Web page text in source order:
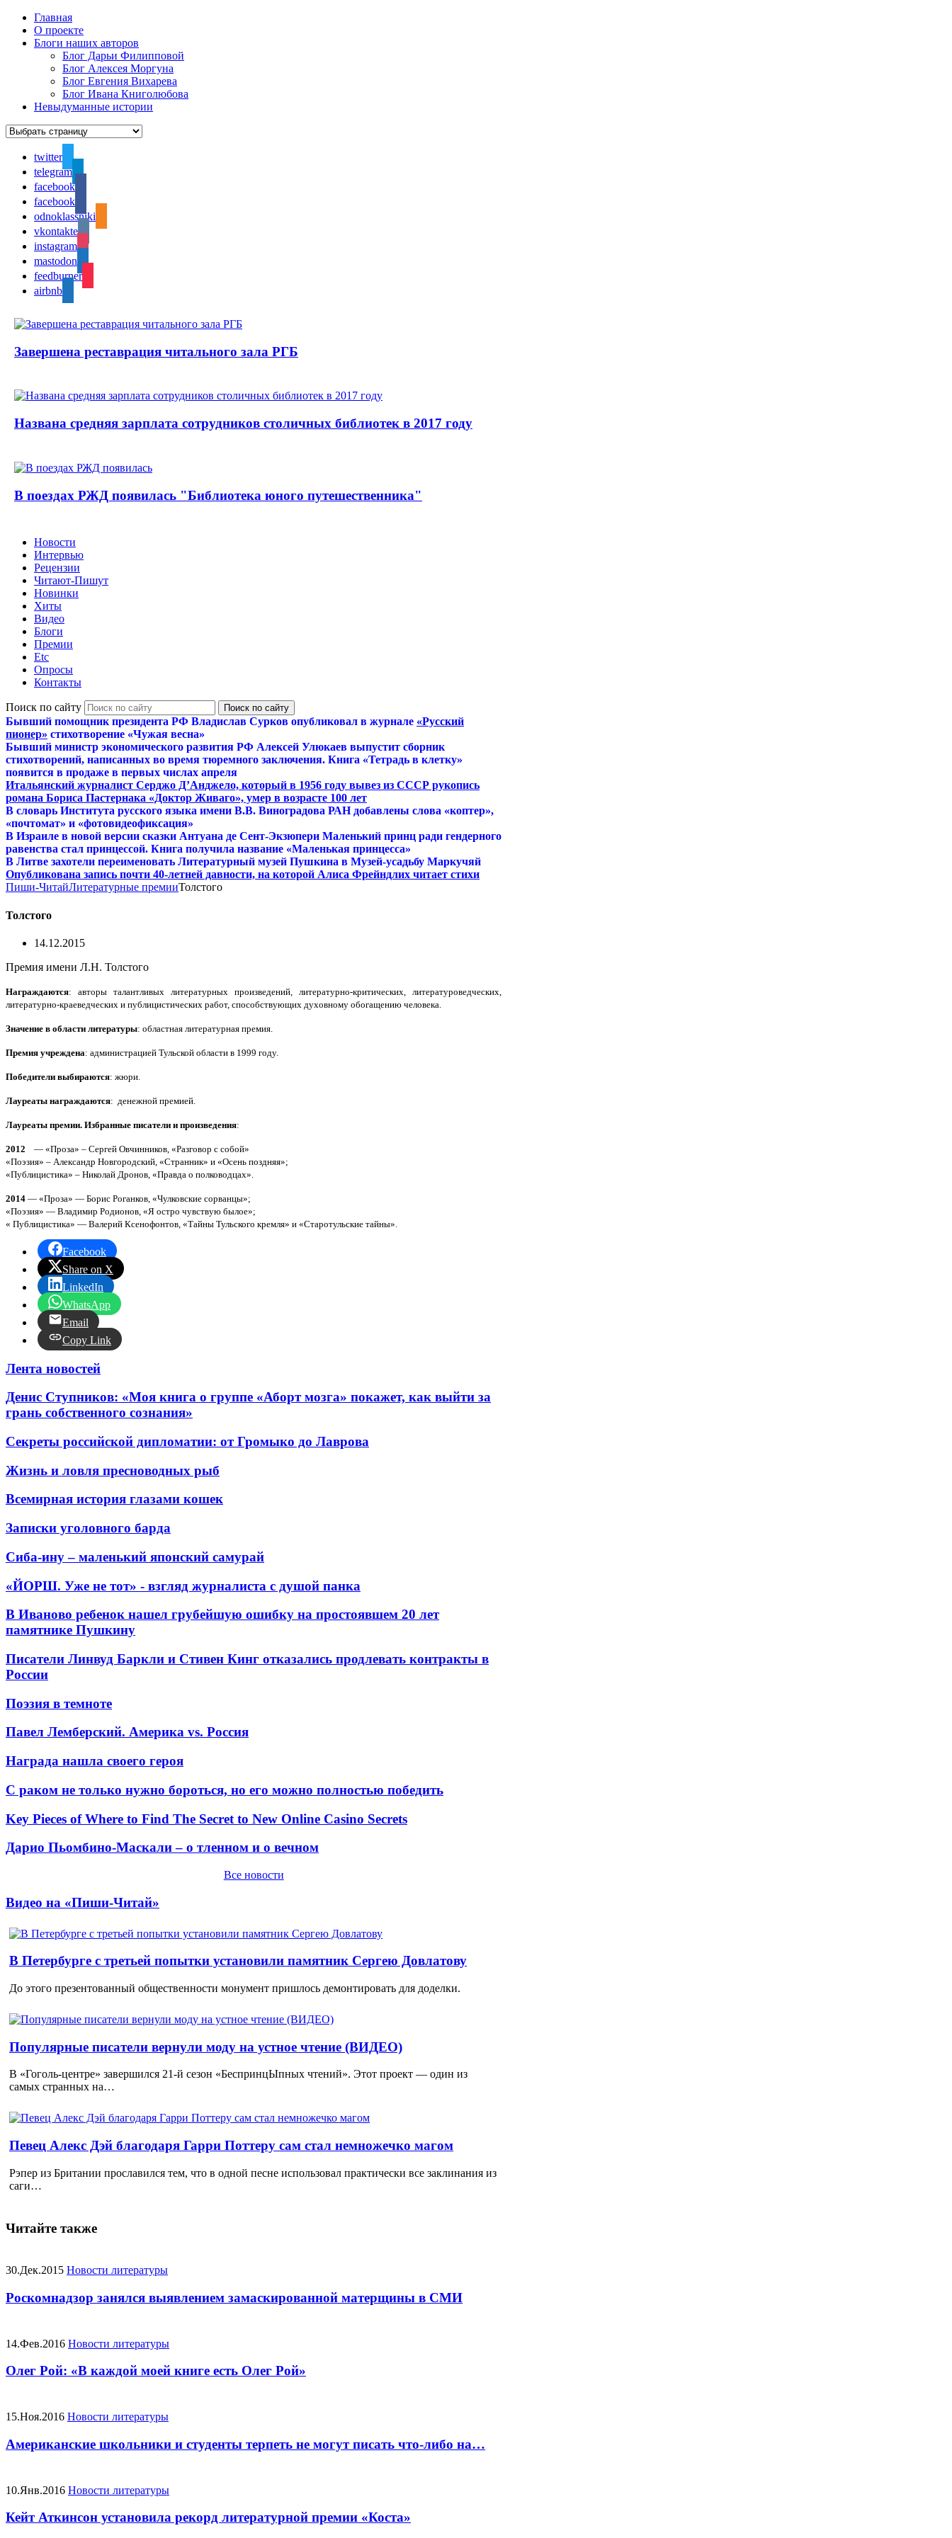
Главная
О проекте
Блоги наших авторов
Блог Дарьи Филипповой
Блог Алексея Моргуна
Блог Евгения Вихарева
Блог Ивана Книголюбова
Невыдуманные истории
twitter
telegram
facebook
facebook
odnoklassniki
vkontakte
instagram
mastodon
feedburner
airbnb
Завершена реставрация читального зала РГБ
Названа средняя зарплата сотрудников столичных библиотек в 2017 году
В поездах РЖД появилась "Библиотека юного путешественника"
Новости
Интервью
Рецензии
Читают-Пишут
Новинки
Хиты
Видео
Блоги
Премии
Etc
Опросы
Контакты
Поиск по сайту
Бывший помощник президента РФ Владислав Сурков опубликовал в журнале «Русский
пионер» стихотворение «Чужая весна»
Бывший министр экономического развития РФ Алексей Улюкаев выпустит сборник
стихотворений, написанных во время тюремного заключения. Книга «Тетрадь в клетку»
появится в продаже в первых числах апреля
Итальянский журналист Серджо Д’Анджело, который в 1956 году вывез из СССР рукопись
романа Бориса Пастернака «Доктор Живаго», умер в возрасте 100 лет
В словарь Института русского языка имени В.В. Виноградова РАН добавлены слова «коптер»,
«почтомат» и «фотовидеофиксация»
В Израиле в новой версии сказки Антуана де Сент-Экзюпери Маленький принц ради гендерного
равенства стал принцессой. Книга получила название «Маленькая принцесса»
В Литве захотели переименовать Литературный музей Пушкина в Музей-усадьбу Маркучяй
Опубликована запись почти 40-летней давности, на которой Алиса Фрейндлих читает стихи
Пиши-ЧитайЛитературные премииТолстого
Толстого
14.12.2015
Премия имени Л.Н. Толстого
Награждаются: авторы талантливых литературных произведений, литературно-критических, литературоведческих,
литературно-краеведческих и публицистических работ, способствующих духовному обогащению человека.
Значение в области литературы: областная литературная премия.
Премия учреждена: администрацией Тульской области в 1999 году.
Победители выбираются: жюри.
Лауреаты награждаются: денежной премией.
Лауреаты премии. Избранные писатели и произведения:
2012
— «Проза» – Сергей Овчинников, «Разговор с собой»
«Поэзия» – Александр Новгородский, «Странник» и «Осень поздняя»;
«Публицистика» – Николай Дронов, «Правда о полководцах».
2014 — «Проза» — Борис Роганков, «Чулковские сорванцы»;
«Поэзия» — Владимир Родионов, «Я остро чувствую былое»;
« Публицистика» — Валерий Ксенофонтов, «Тайны Тульского кремля» и «Старотульские тайны».
Facebook
Share on X
LinkedIn
WhatsApp
Email
Copy Link
Лента новостей
Денис Ступников: «Моя книга о группе «Аборт мозга» покажет, как выйти за
грань собственного сознания»
Секреты российской дипломатии: от Громыко до Лаврова
Жизнь и ловля пресноводных рыб
Всемирная история глазами кошек
Записки уголовного барда
Сиба-ину – маленький японский самурай
«ЙОРШ. Уже не тот» - взгляд журналиста с душой панка
В Иваново ребенок нашел грубейшую ошибку на простоявшем 20 лет
памятнике Пушкину
Писатели Линвуд Баркли и Стивен Кинг отказались продлевать контракты в
России
Поэзия в темноте
Павел Лемберский. Америка vs. Россия
Награда нашла своего героя
С раком не только нужно бороться, но его можно полностью победить
Key Pieces of Where to Find The Secret to New Online Casino Secrets
Дарио Пьомбино-Маскали – о тленном и о вечном
Все новости
Видео на «Пиши-Читай»
В Петербурге с третьей попытки установили памятник Сергею Довлатову
До этого презентованный общественности монумент пришлось демонтировать для доделки.
Популярные писатели вернули моду на устное чтение (ВИДЕО)
В «Гоголь-центре» завершился 21-й сезон «БеспринцЫпных чтений». Этот проект — один из
самых странных на…
Певец Алекс Дэй благодаря Гарри Поттеру сам стал немножечко магом
Рэпер из Британии прославился тем, что в одной песне использовал практически все заклинания из
саги…
Читайте также
30.Дек.2015 Новости литературы
Роскомнадзор занялся выявлением замаскированной матерщины в СМИ
14.Фев.2016 Новости литературы
Олег Рой: «В каждой моей книге есть Олег Рой»
15.Ноя.2016 Новости литературы
Американские школьники и студенты терпеть не могут писать что-либо на…
10.Янв.2016 Новости литературы
Кейт Аткинсон установила рекорд литературной премии «Коста»